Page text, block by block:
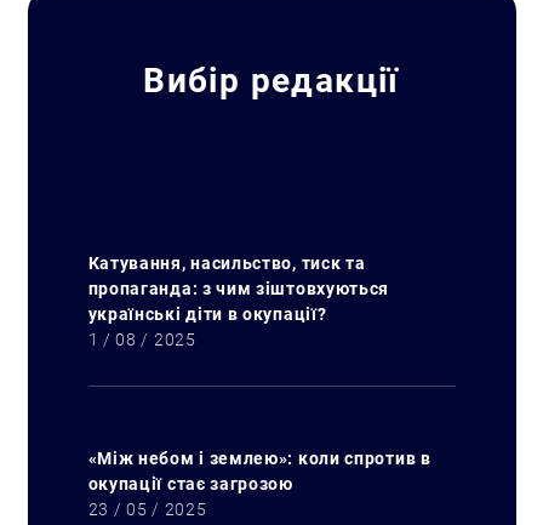
Вибір редакції
Катування, насильство, тиск та
пропаганда: з чим зіштовхуються
українські діти в окупації?
1 / 08 / 2025
«Між небом і землею»: коли спротив в
окупації стає загрозою
23 / 05 / 2025